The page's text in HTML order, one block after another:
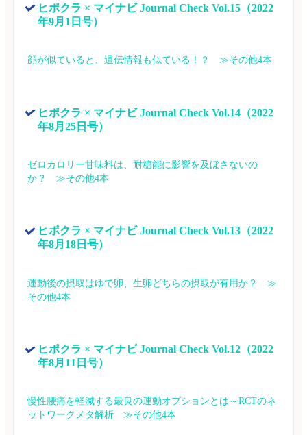
ヒポクラ × マイナビ Journal Check Vol.15（2022
年9月1日号）
顔が似ていると、遺伝情報も似ている！？　≫その他4本
ヒポクラ × マイナビ Journal Check Vol.14（2022
年8月25日号）
ゼロカロリー甘味料は、耐糖能に影響を及ぼさないの
か？　≫その他4本
ヒポクラ × マイナビ Journal Check Vol.13（2022
年8月18日号）
運動後の摂取はゆで卵、生卵どちらの摂取が有用か？　≫
その他4本
ヒポクラ × マイナビ Journal Check Vol.12（2022
年8月11日号）
慢性腰痛を軽減する最良の運動オプションとは～RCTのネ
ットワークメタ解析　≫その他4本